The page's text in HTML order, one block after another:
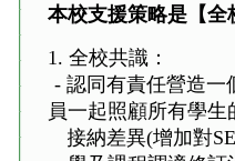
本校支援策略是【全
1. 全校共識：
- 認同有責任營造一
員一起照顧所有學生
- 接納差異(增加對